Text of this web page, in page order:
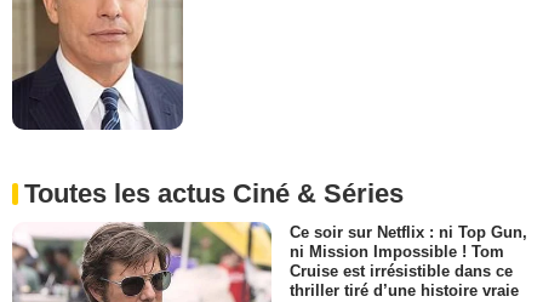
Toutes les actus Ciné & Séries
Ce soir sur Netflix : ni Top Gun,
ni Mission Impossible ! Tom
Cruise est irrésistible dans ce
thriller tiré d’une histoire vraie